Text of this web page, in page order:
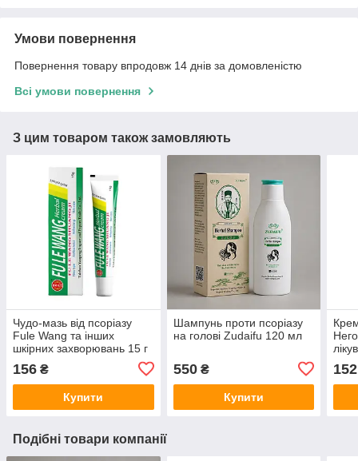
Умови повернення
Повернення товару впродовж 14 днів за домовленістю
Всі умови повернення
З цим товаром також замовляють
Чудо-мазь від псоріазу
Fule Wang та інших
шкірних захворювань 15 г
156 ₴
Купити
Шампунь проти псоріазу
на голові Zudaifu 120 мл
550₴
Купити
152
Подібні товари компанії